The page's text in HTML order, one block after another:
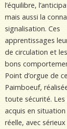
l’équilibre,
mais aussi la
signalisation. Ces
apprentissages
de circulation et les
bons
Point d’orgue de
Paimboeuf,
toute sécurité.
acquis en situation
réelle, avec